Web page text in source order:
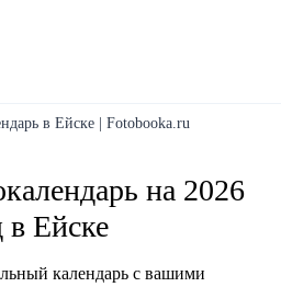
в Ейске | Fotobooka.ru
на 2026
в Ейске
календарь с вашими